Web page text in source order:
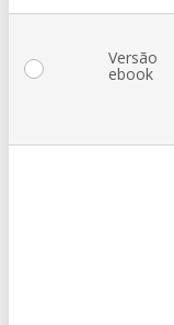
Versão
ebook